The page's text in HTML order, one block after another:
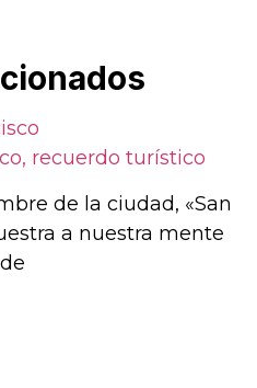
recuerdo turístico
de la ciudad, «San
a nuestra mente